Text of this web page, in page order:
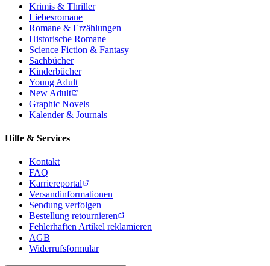
Krimis & Thriller
Liebesromane
Romane & Erzählungen
Historische Romane
Science Fiction & Fantasy
Sachbücher
Kinderbücher
Young Adult
New Adult
Graphic Novels
Kalender & Journals
Hilfe & Services
Kontakt
FAQ
Karriereportal
Versandinformationen
Sendung verfolgen
Bestellung retournieren
Fehlerhaften Artikel reklamieren
AGB
Widerrufsformular